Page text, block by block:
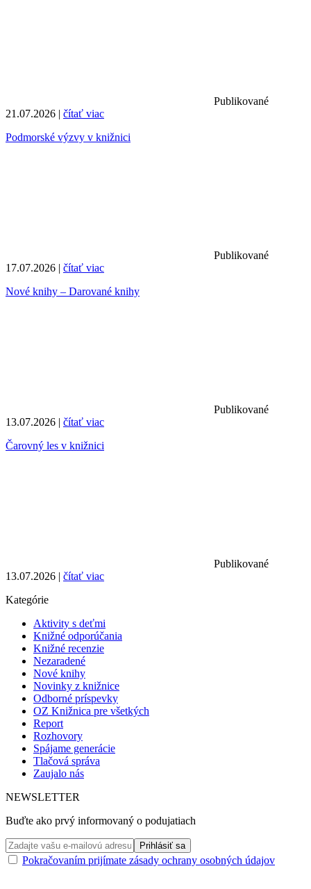
Publikované
21.07.2026 | čítať viac
Podmorské výzvy v knižnici
Publikované
17.07.2026 | čítať viac
Nové knihy – Darované knihy
Publikované
13.07.2026 | čítať viac
Čarovný les v knižnici
Publikované
13.07.2026 | čítať viac
Kategórie
Aktivity s deťmi
Knižné odporúčania
Knižné recenzie
Nezaradené
Nové knihy
Novinky z knižnice
Odborné príspevky
OZ Knižnica pre všetkých
Report
Rozhovory
Spájame generácie
Tlačová správa
Zaujalo nás
NEWSLETTER
Buďte ako prvý informovaný o podujatiach
Pokračovaním prijímate zásady ochrany osobných údajov